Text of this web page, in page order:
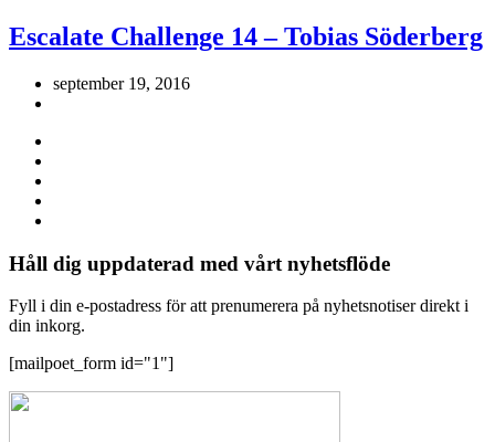
Escalate Challenge 14 – Tobias Söderberg
september 19, 2016
Håll dig uppdaterad med vårt nyhetsflöde
Fyll i din e-postadress för att prenumerera på nyhetsnotiser direkt i
din inkorg.
[mailpoet_form id="1"]